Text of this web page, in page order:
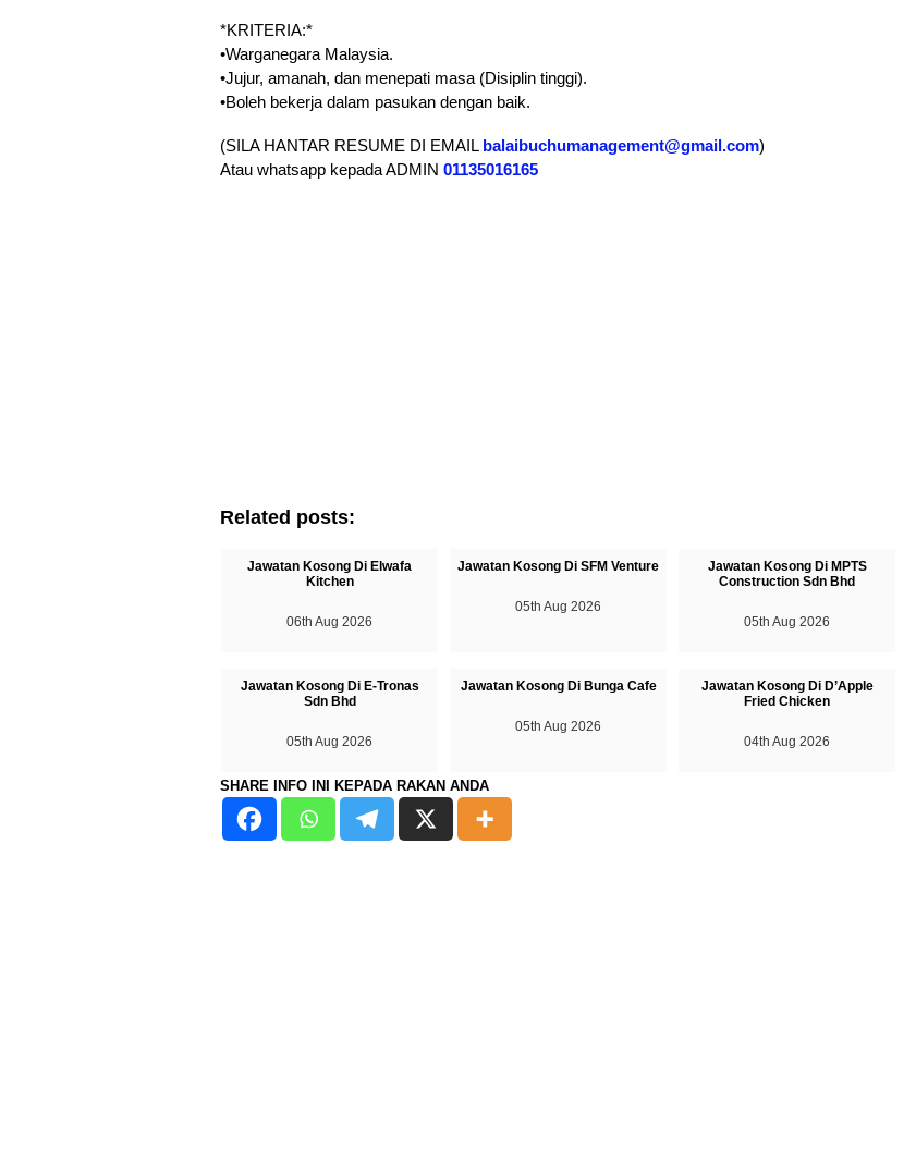
*KRITERIA:*
•Warganegara Malaysia.
•Jujur, amanah, dan menepati masa (Disiplin tinggi).
•Boleh bekerja dalam pasukan dengan baik.
(SILA HANTAR RESUME DI EMAIL balaibuchumanagement@gmail.com)
Atau whatsapp kepada ADMIN 01135016165
Related posts:
Jawatan Kosong Di Elwafa
Kitchen
06th Aug 2026
Jawatan Kosong Di SFM Venture
05th Aug 2026
Jawatan Kosong Di MPTS
Construction Sdn Bhd
05th Aug 2026
Jawatan Kosong Di E-Tronas
Sdn Bhd
05th Aug 2026
Jawatan Kosong Di Bunga Cafe
05th Aug 2026
Jawatan Kosong Di D’Apple
Fried Chicken
04th Aug 2026
SHARE INFO INI KEPADA RAKAN ANDA